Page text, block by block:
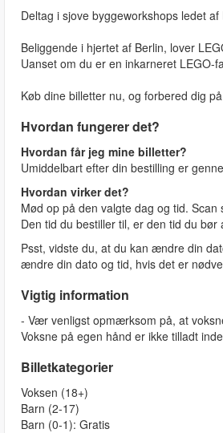
Deltag i sjove byggeworkshops ledet
Beliggende i hjertet af Berlin, lover
Uanset om du er en inkarneret LEGO-
Køb dine billetter nu, og forbered dig
Hvordan fungerer det?
Hvordan får jeg mine billetter?
Umiddelbart efter din bestilling er
Hvordan virker det?
Mød op på den valgte dag og tid.
Den tid du bestiller til, er den tid du
Psst, vidste du, at du kan ændre din
ændre din dato og tid, hvis det er
Vigtig information
- Vær venligst opmærksom på, at
Voksne på egen hånd er ikke tilladt
Billetkategorier
Voksen (18+)
Barn (2-17)
Barn (0-1): Gratis